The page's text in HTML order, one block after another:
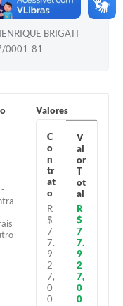
BRIGATI
0001-81
Valores
C
o
n
tr
at
o
R
$
7
7.
9
2
7,
0
0
V
al
or
T
ot
al
R
$
7
7.
9
2
7,
0
0